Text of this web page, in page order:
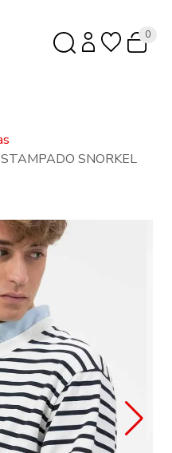
0
SNORKEL